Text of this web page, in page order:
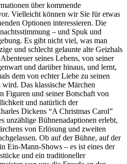
über kommende
Vielleicht können wir Sie für etwas
Optionen interessieren. Die
– und Spuk und
Es gibt nicht viel, was man
und schlecht gelaunte alte Geizhals
seines Lebens, von seiner
und darüber hinaus, und lernt,
dem von echter Liebe zu seinen
Das klassische Märchen
Figuren und seiner Botschaft von
und natürlich der
Dickens “A Christmas Carol”
unzählige Bühnenadaptionen erlebt,
von Erlösung und zweiten
Ob auf der Bühne, auf der
Ein-Mann-Shows – es ist eines der
und ein traditioneller